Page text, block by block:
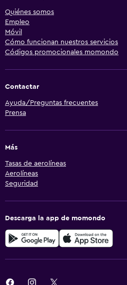
Quiénes somos
Empleo
Móvil
Cómo funcionan nuestros servicios
Códigos promocionales momondo
Contactar
Ayuda/Preguntas frecuentes
Prensa
Más
Tasas de aerolíneas
Aerolíneas
Seguridad
Descarga la app de momondo